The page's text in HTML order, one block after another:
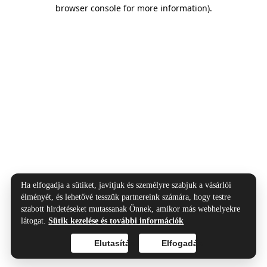
browser console for more information).
Ha elfogadja a sütiket, javítjuk és személyre szabjuk a vásárlói
élményét, és lehetővé tesszük partnereink számára, hogy testre
szabott hirdetéseket mutassanak Önnek, amikor más webhelyekre
látogat.Sütik kezelése és további információk
Elfogadás
Elutasítás